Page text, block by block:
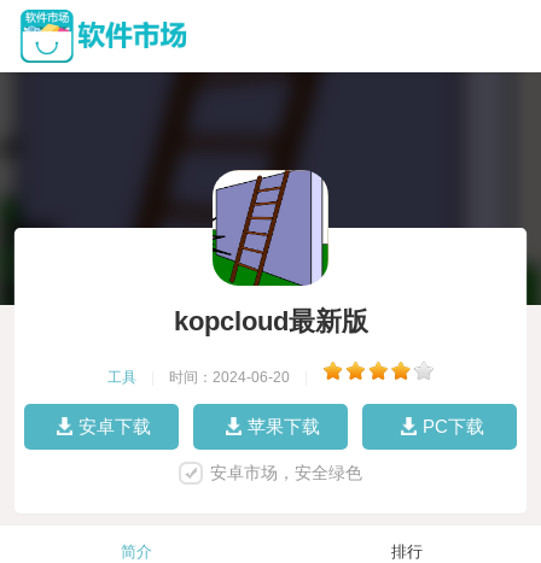
kopcloud最新版
工具 时间：2024-06-20
安卓下载 苹果下载 PC下载
安卓市场，安全绿色
简介 排行